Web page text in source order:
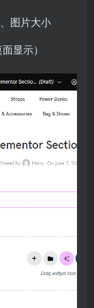
图片大小
显示）